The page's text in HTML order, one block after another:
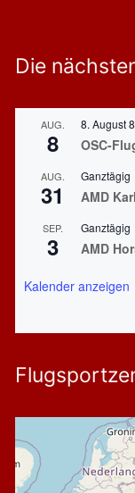
Die
AUG.
8
8. August
OSC-
AUG.
31
Ganztägig
AMD
SEP.
3
Ganztägig
AMD
Kalender anzeigen